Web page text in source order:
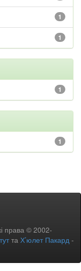
1
1
1
1
права © 2002-
та Х’юлет Пакард -